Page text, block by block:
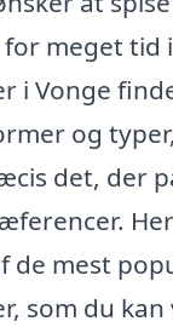
meget tid
i Vonge
og
det, der
de mest
som du